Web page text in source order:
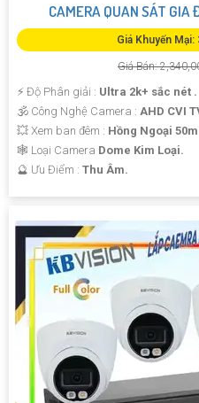
CAMERA QUAN SÁT GIA
Giá Khuyến Mại:
Giá Bán:
️⚡ Độ Phân giải : Ultra 2k+ sắc nét .
🕉️ Công Nghệ Camera : AHD CVI
💥 Xem ban đêm : Hồng Ngoại
🕸️ Loại Camera Dome Kim Loại.
️🔮 Ưu Điểm : Thu Âm.